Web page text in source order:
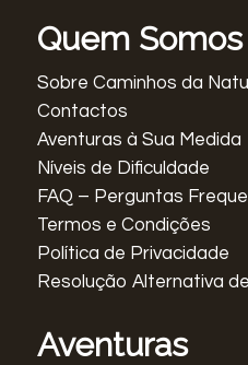
Quem Somos
Sobre Caminhos da
Contactos
Aventuras à Sua Medida
Níveis de Dificuldade
FAQ – Perguntas
Termos e Condições
Política de Privacidade
Resolução Alternativa
Aventuras